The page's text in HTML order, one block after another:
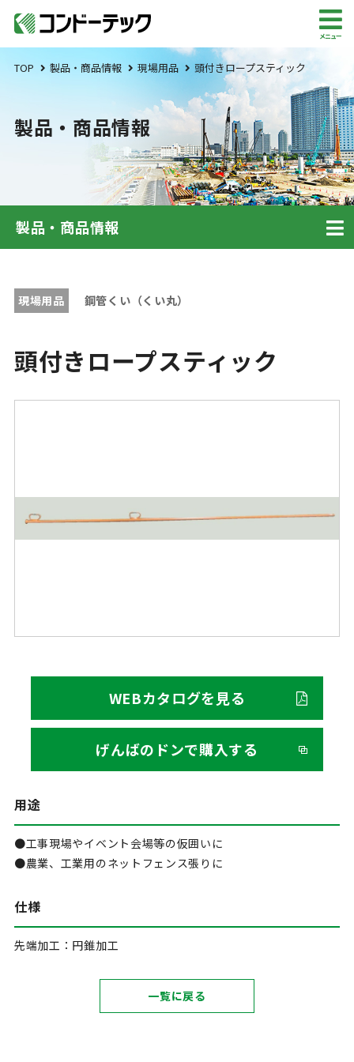
メニュー
TOP 製品・商品情報 現場用品 頭付きロープスティック
製品・商品情報
製品・商品情報
現場用品 鋼管くい（くい丸）
頭付きロープスティック
WEBカタログを見る
げんばのドンで購入する
用途
●工事現場やイベント会場等の仮囲いに
●農業、工業用のネットフェンス張りに
仕様
先端加工：円錐加工
一覧に戻る